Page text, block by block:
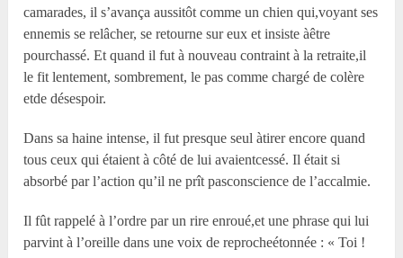
camarades, il s’avança aussitôt comme un chien qui,voyant ses
ennemis se relâcher, se retourne sur eux et insiste àêtre
pourchassé. Et quand il fut à nouveau contraint à la retraite,il
le fit lentement, sombrement, le pas comme chargé de colère
etde désespoir.
Dans sa haine intense, il fut presque seul àtirer encore quand
tous ceux qui étaient à côté de lui avaientcessé. Il était si
absorbé par l’action qu’il ne prît pasconscience de l’accalmie.
Il fût rappelé à l’ordre par un rire enroué,et une phrase qui lui
parvint à l’oreille dans une voix de reprocheétonnée : « Toi !